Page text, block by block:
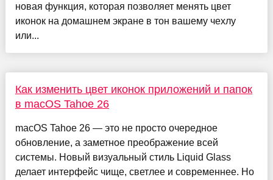
новая функция, которая позволяет менять цвет
иконок на домашнем экране в тон вашему чехлу
или...
Как изменить цвет иконок приложений и папок
в macOS Tahoe 26
macOS Tahoe 26 — это не просто очередное
обновление, а заметное преображение всей
системы. Новый визуальный стиль Liquid Glass
делает интерфейс чище, светлее и современнее. Но